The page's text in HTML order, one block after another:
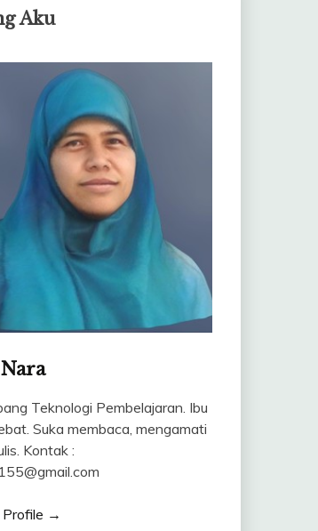
Aku
Teknologi Pembelajaran. Ibu
Suka membaca, mengamati
Kontak :
Profile →